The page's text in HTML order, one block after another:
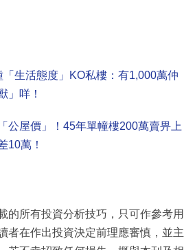
「生活態度」KO私樓：有1,000萬仲
」咩！
公屋價」！45年單幢樓200萬賣畀上
10萬！
的所有投資分析技巧，只可作參考用
者在作出投資決定前理應審慎，並主